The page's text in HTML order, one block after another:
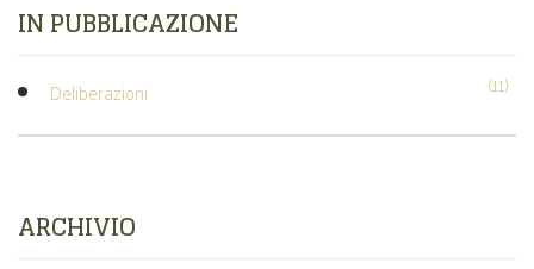
IN PUBBLICAZIONE
Deliberazioni (11)
ARCHIVIO